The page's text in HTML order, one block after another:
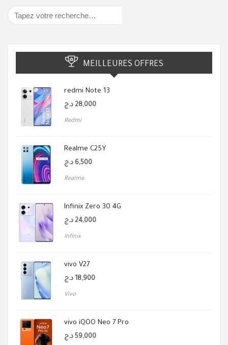
MEILLEURES OFFRES
redmi Note 13
28,000 د.ج
Redmi
Realme C25Y
6,500 د.ج
Realme
Infinix Zero 30 4G
24,000 د.ج
Infinix
vivo V27
18,900 د.ج
Vivo
vivo iQOO Neo 7 Pro
59,000 د.ج